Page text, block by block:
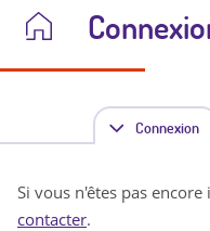
Connexion(
n
Si vous n'êtes pas
contacter.